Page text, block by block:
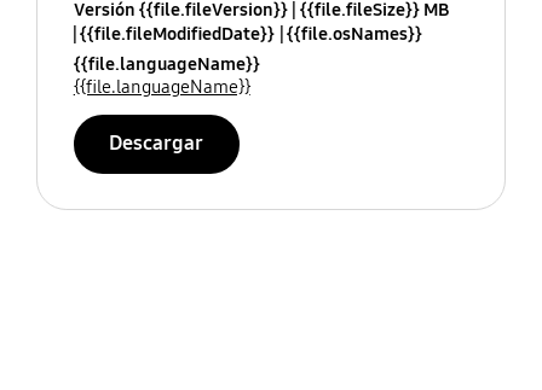
Versión {{file.fileVersion}} {{file.fileSize}} MB
{{file.fileModifiedDate}} {{file.osNames}}
{{file.languageName}}
{{file.languageName}}
Descargar